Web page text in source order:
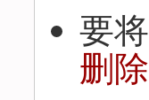
要
删除